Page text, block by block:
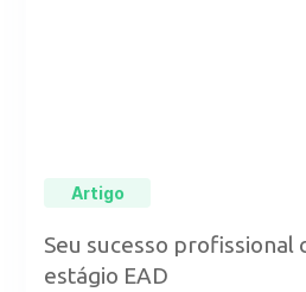
Artigo
Seu sucesso profissional
estágio EAD